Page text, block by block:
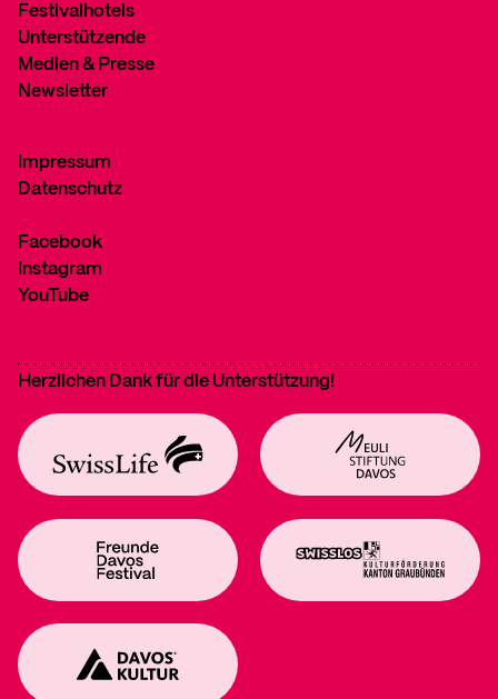
Festivalhotels
Unterstützende
Medien & Presse
Newsletter
Impressum
Datenschutz
Facebook
Instagram
YouTube
Herzlichen Dank für die Unterstützung!